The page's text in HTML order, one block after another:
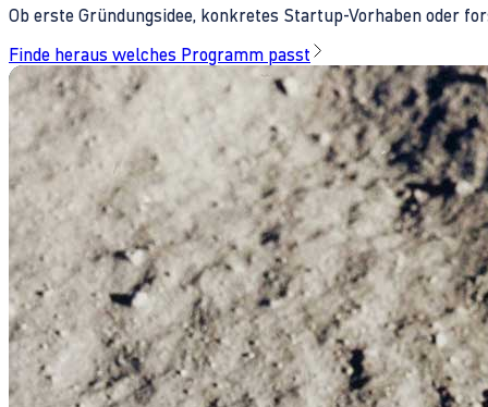
Ob erste Gründungsidee, konkretes Startup-Vorhaben oder
Finde heraus welches Programm passt